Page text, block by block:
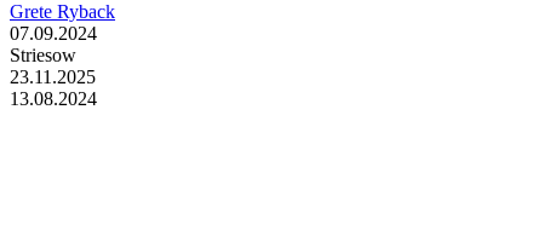
Grete Ryback
07.09.2024
Striesow
23.11.2025
13.08.2024